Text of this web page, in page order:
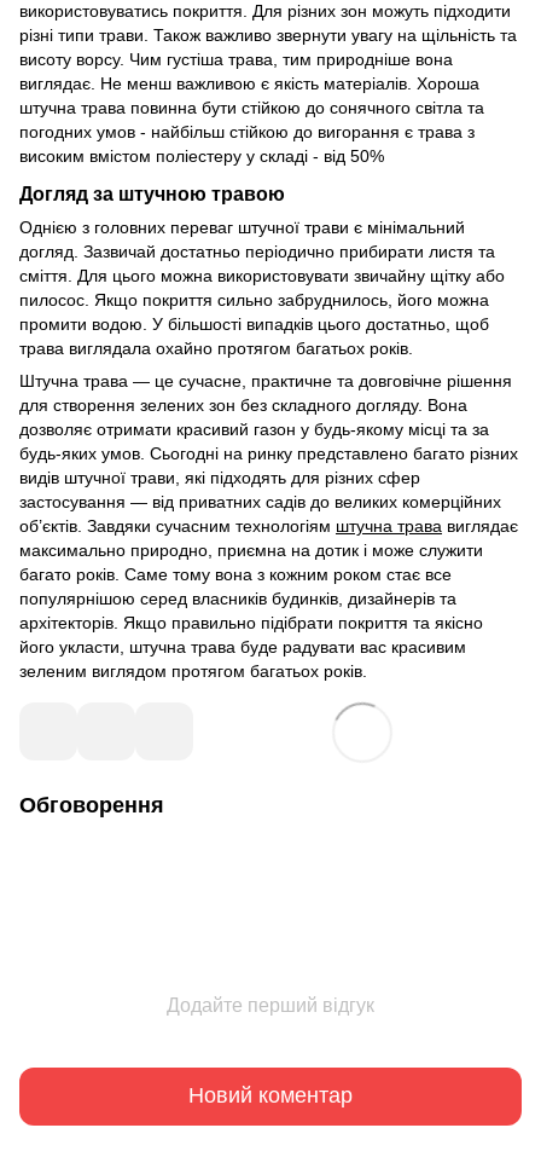
використовуватись покриття. Для різних зон можуть підходити
різні типи трави. Також важливо звернути увагу на щільність та
висоту ворсу. Чим густіша трава, тим природніше вона
виглядає. Не менш важливою є якість матеріалів. Хороша
штучна трава повинна бути стійкою до сонячного світла та
погодних умов - найбільш стійкою до вигорання є трава з
високим вмістом поліестеру у складі - від 50%
Догляд за штучною травою
Однією з головних переваг штучної трави є мінімальний
догляд. Зазвичай достатньо періодично прибирати листя та
сміття. Для цього можна використовувати звичайну щітку або
пилосос. Якщо покриття сильно забруднилось, його можна
промити водою. У більшості випадків цього достатньо, щоб
трава виглядала охайно протягом багатьох років.
Штучна трава — це сучасне, практичне та довговічне рішення
для створення зелених зон без складного догляду. Вона
дозволяє отримати красивий газон у будь-якому місці та за
будь-яких умов. Сьогодні на ринку представлено багато різних
видів штучної трави, які підходять для різних сфер
застосування — від приватних садів до великих комерційних
об’єктів. Завдяки сучасним технологіям штучна трава виглядає
максимально природно, приємна на дотик і може служити
багато років. Саме тому вона з кожним роком стає все
популярнішою серед власників будинків, дизайнерів та
архітекторів. Якщо правильно підібрати покриття та якісно
його укласти, штучна трава буде радувати вас красивим
зеленим виглядом протягом багатьох років.
Обговорення
Додайте перший відгук
Новий коментар